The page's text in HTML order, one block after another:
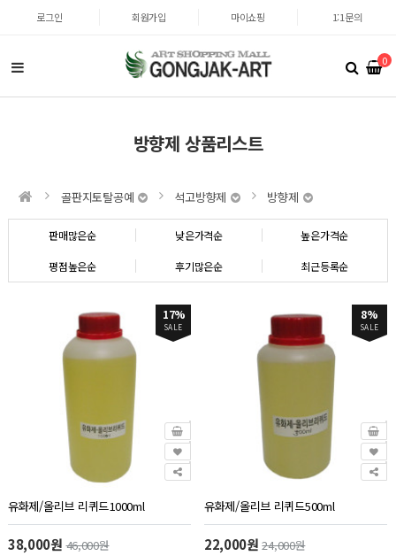
로그인 회원가입 마이쇼핑 1:1문의
0
방향제 상품리스트
골판지토탈공예 석고방향제 방향제
판매많은순 낮은가격순 높은가격순
평점높은순 후기많은순 최근등록순
17%
SALE
유화제/올리브 리퀴드1000ml
38,000원46,000원
8%
SALE
유화제/올리브 리퀴드500ml
22,000원24,000원